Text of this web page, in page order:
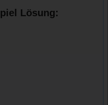
Lösung: